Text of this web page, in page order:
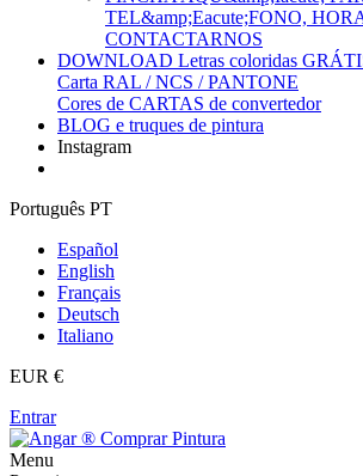
TEL&amp;Eacute;FONO,
CONTACTARNOS
DOWNLOAD Letras coloridas
Carta RAL / NCS / PANTONE
Cores de CARTAS de convertedor
BLOG e truques de pintura
Instagram
Português PT
Español
English
Français
Deutsch
Italiano
EUR €
Entrar
Menu